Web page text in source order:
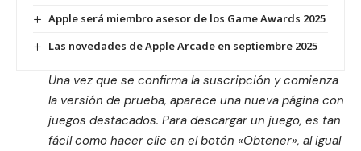
Apple será miembro asesor de los Game Awards 2025
Las novedades de Apple Arcade en septiembre 2025
Una vez que se confirma la suscripción y comienza
la versión de prueba, aparece una nueva página con
juegos destacados. Para descargar un juego, es tan
fácil como hacer clic en el botón «Obtener», al igual